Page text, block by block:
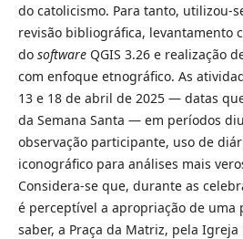
do catolicismo. Para tanto, utilizou-
revisão bibliográfica, levantamento
do softwareQGIS 3.26 e realização
com enfoque etnográfico. As
13 e 18 de abril de 2025 — datas
da Semana Santa — em períodos
observação participante, uso de
iconográfico para análises mais
Considera-se que, durante as
é perceptível a apropriação de uma
saber, a Praça da Matriz, pela Igreja